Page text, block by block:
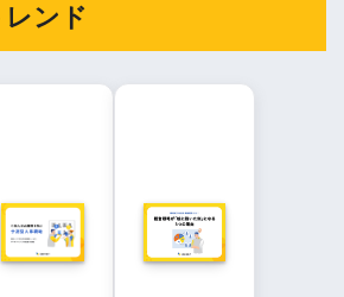
ンド